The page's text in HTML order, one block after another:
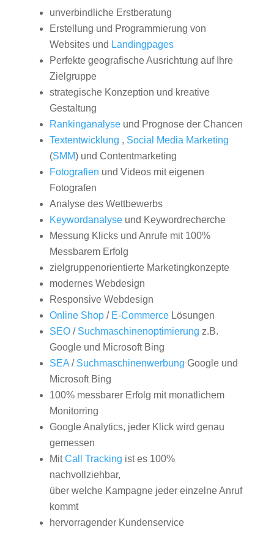
unverbindliche Erstberatung
Erstellung und Programmierung von
Websites und Landingpages
Perfekte geografische Ausrichtung auf Ihre
Zielgruppe
strategische Konzeption und kreative
Gestaltung
Rankinganalyseund Prognose der Chancen
Textentwicklung , Social Media Marketing
(SMM) und Contentmarketing
Fotografien und Videos mit eigenen
Fotografen
Analyse des Wettbewerbs
Keywordanalyseund Keywordrecherche
Messung Klicks und Anrufe mit 100%
Messbarem Erfolg
zielgruppenorientierte Marketingkonzepte
modernes Webdesign
Responsive Webdesign
Online Shop/ E-CommerceLösungen
SEO/ Suchmaschinenoptimierung z.B.
Google und Microsoft Bing
SEA/ Suchmaschinenwerbung Google und
Microsoft Bing
100% messbarer Erfolg mit monatlichem
Monitorring
Google Analytics, jeder Klick wird genau
gemessen
MitCall Tracking ist es 100%
nachvollziehbar,
über welche Kampagne jeder einzelne Anruf
kommt
hervorragender Kundenservice